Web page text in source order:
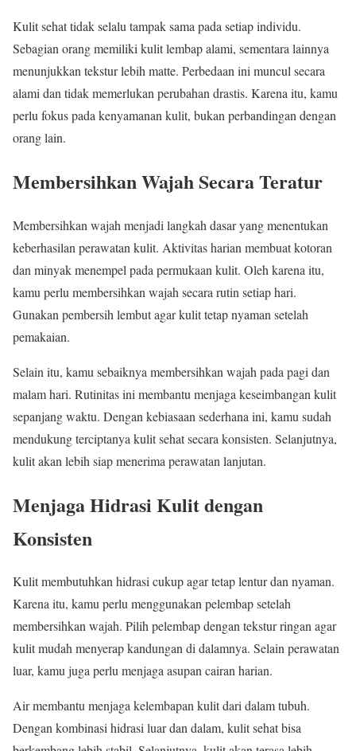
Kulit sehat tidak selalu tampak sama pada setiap individu.
Sebagian orang memiliki kulit lembap alami, sementara lainnya
menunjukkan tekstur lebih matte. Perbedaan ini muncul secara
alami dan tidak memerlukan perubahan drastis. Karena itu, kamu
perlu fokus pada kenyamanan kulit, bukan perbandingan dengan
orang lain.
Membersihkan Wajah Secara Teratur
Membersihkan wajah menjadi langkah dasar yang menentukan
keberhasilan perawatan kulit. Aktivitas harian membuat kotoran
dan minyak menempel pada permukaan kulit. Oleh karena itu,
kamu perlu membersihkan wajah secara rutin setiap hari.
Gunakan pembersih lembut agar kulit tetap nyaman setelah
pemakaian.
Selain itu, kamu sebaiknya membersihkan wajah pada pagi dan
malam hari. Rutinitas ini membantu menjaga keseimbangan kulit
sepanjang waktu. Dengan kebiasaan sederhana ini, kamu sudah
mendukung terciptanya kulit sehat secara konsisten. Selanjutnya,
kulit akan lebih siap menerima perawatan lanjutan.
Menjaga Hidrasi Kulit dengan
Konsisten
Kulit membutuhkan hidrasi cukup agar tetap lentur dan nyaman.
Karena itu, kamu perlu menggunakan pelembap setelah
membersihkan wajah. Pilih pelembap dengan tekstur ringan agar
kulit mudah menyerap kandungan di dalamnya. Selain perawatan
luar, kamu juga perlu menjaga asupan cairan harian.
Air membantu menjaga kelembapan kulit dari dalam tubuh.
Dengan kombinasi hidrasi luar dan dalam, kulit sehat bisa